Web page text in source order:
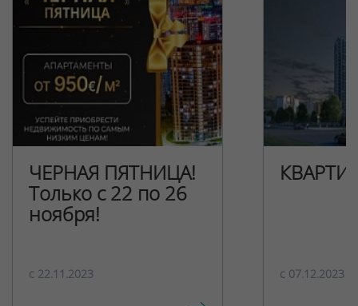
ЧЕРНАЯ ПЯТНИЦА!
Только с 22 по 26
ноября!
c 22.11.2023 c 07.12.2023